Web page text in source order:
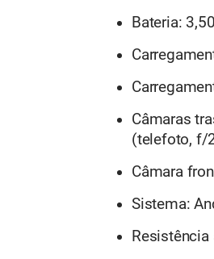
Bateria:
Câmaras
(telefoto, f/
Câmara
Sistema: